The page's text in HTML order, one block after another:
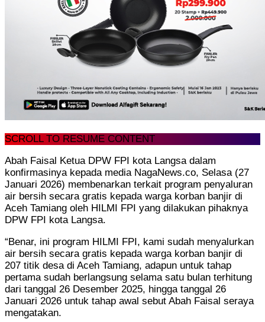
SCROLL TO RESUME CONTENT
Abah Faisal Ketua DPW FPI kota Langsa dalam
konfirmasinya kepada media NagaNews.co, Selasa (27
Januari 2026) membenarkan terkait program penyaluran
air bersih secara gratis kepada warga korban banjir di
Aceh Tamiang oleh HILMI FPI yang dilakukan pihaknya
DPW FPI kota Langsa.
“Benar, ini program HILMI FPI, kami sudah menyalurkan
air bersih secara gratis kepada warga korban banjir di
207 titik desa di Aceh Tamiang, adapun untuk tahap
pertama sudah berlangsung selama satu bulan terhitung
dari tanggal 26 Desember 2025, hingga tanggal 26
Januari 2026 untuk tahap awal sebut Abah Faisal seraya
mengatakan.